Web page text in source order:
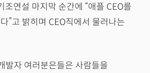
조연설 마지막 순간에 “애플 CEO를
”고 밝히며 CEO직에서 물러나는
발자 여러분은들은 사람들을